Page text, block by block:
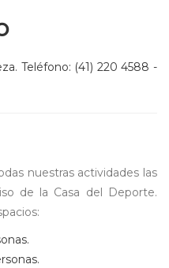
Teléfono: (41) 220 4588 -
nuestras actividades las
de la Casa del Deporte.